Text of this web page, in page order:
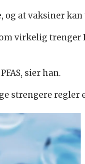
og at vaksiner
virkelig trenger
sier han.
strengere regler